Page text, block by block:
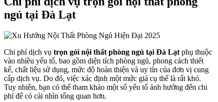
ngủ tại Đà Lạt
Chi phí dịch vụ trọn gói nội thất phòng ngủ tại Đà Lạt phụ thuộc
vào nhiều yếu tố, bao gồm diện tích phòng ngủ, phong cách thiết
kế, chất liệu sử dụng, mức độ hoàn thiện và uy tín của đơn vị cung
cấp dịch vụ. Do đó, việc xác định một mức giá cụ thể là rất khó.
Tuy nhiên, bạn có thể tham khảo một số yếu tố ảnh hưởng đến chi
phí để có cái nhìn tổng quan hơn.